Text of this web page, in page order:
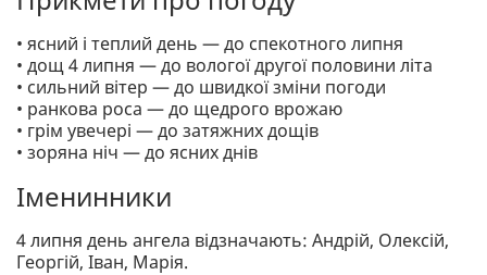
• ясний і теплий день — до спекотного липня
• дощ 4 липня — до вологої другої половини літа
• сильний вітер — до швидкої зміни погоди
• ранкова роса — до щедрого врожаю
• грім увечері — до затяжних дощів
• зоряна ніч — до ясних днів
Іменинники
4 липня день ангела відзначають: Андрій, Олексій,
Георгій, Іван, Марія.